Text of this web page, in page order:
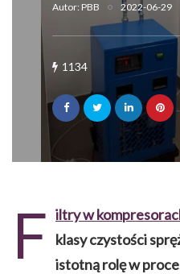
Autor: PBB 2022-06-29
1134
F iltry w
klasy czystości
istotną rolę w